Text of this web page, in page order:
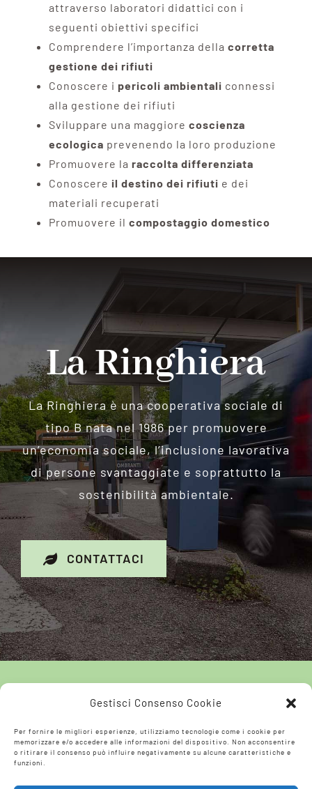
Gestisci Consenso Cookie
Per fornire le migliori esperienze, utilizziamo tecnologie come i cookie per
memorizzare e/o accedere alle informazioni del dispositivo. Non acconsentire
o ritirare il consenso può influire negativamente su alcune caratteristiche e
funzioni.
attraverso laboratori didattici con i
seguenti obiettivi specifici
Comprendere l’importanza della corretta
gestione dei rifiuti
Conoscere i pericoli ambientali connessi
alla gestione dei rifiuti
Sviluppare una maggiore coscienza
ecologica prevenendo la loro produzione
Promuovere la raccolta differenziata
Conoscere il destino dei rifiuti e dei
materiali recuperati
Promuovere il compostaggio domestico
La Ringhiera
La Ringhiera è una cooperativa sociale di
tipo B nata nel 1986 per promuovere
un’economia sociale, l’inclusione lavorativa
di persone svantaggiate e soprattutto la
sostenibilità ambientale.
CONTATTACI